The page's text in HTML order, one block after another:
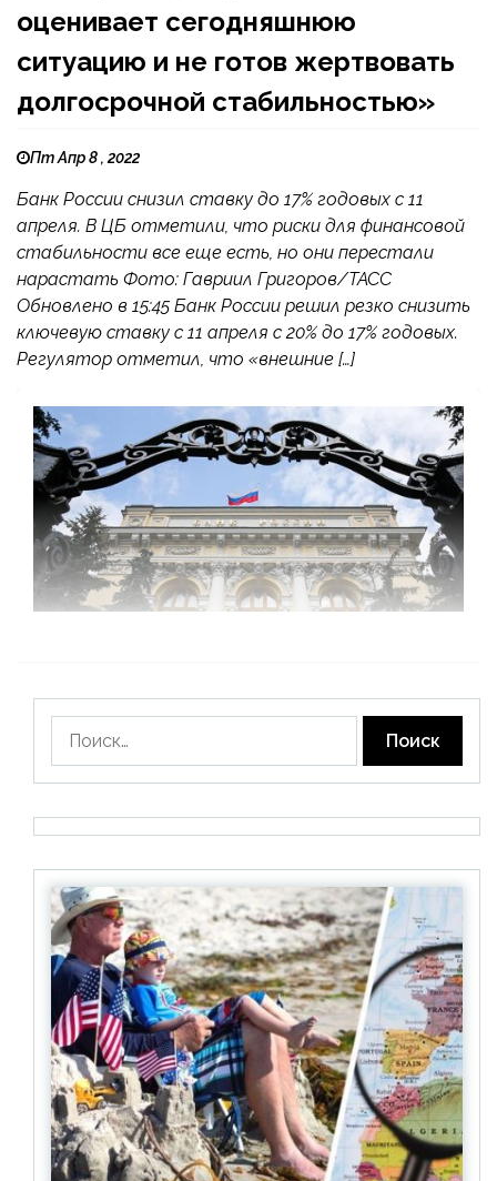
оценивает сегодняшнюю
ситуацию и не готов жертвовать
долгосрочной стабильностью»
Пт Апр 8 , 2022
Банк России снизил ставку до 17% годовых с 11
апреля. В ЦБ отметили, что риски для финансовой
стабильности все еще есть, но они перестали
нарастать Фото: Гавриил Григоров/ТАСС
Обновлено в 15:45 Банк России решил резко снизить
ключевую ставку с 11 апреля с 20% до 17% годовых.
Регулятор отметил, что «внешние […]